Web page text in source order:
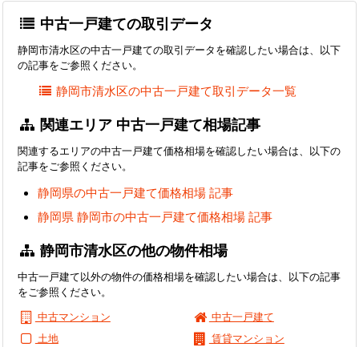
中古一戸建ての取引データ
静岡市清水区の中古一戸建ての取引データを確認したい場合は、以下
の記事をご参照ください。
静岡市清水区の中古一戸建て取引データ一覧
関連エリア 中古一戸建て相場記事
関連するエリアの中古一戸建て価格相場を確認したい場合は、以下の
記事をご参照ください。
静岡県の中古一戸建て価格相場 記事
静岡県 静岡市の中古一戸建て価格相場 記事
静岡市清水区の他の物件相場
中古一戸建て以外の物件の価格相場を確認したい場合は、以下の記事
をご参照ください。
中古マンション
中古一戸建て
土地
賃貸マンション